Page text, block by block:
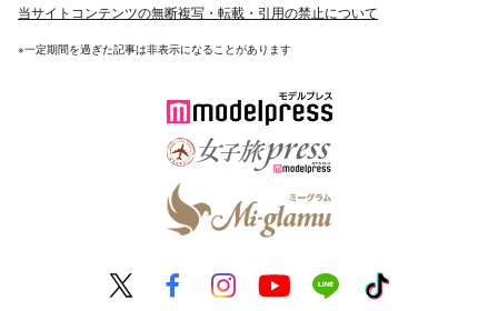
当サイトコンテンツの無断複写・転載・引用の禁止について
※一定期間を過ぎた記事は非表示になることがあります